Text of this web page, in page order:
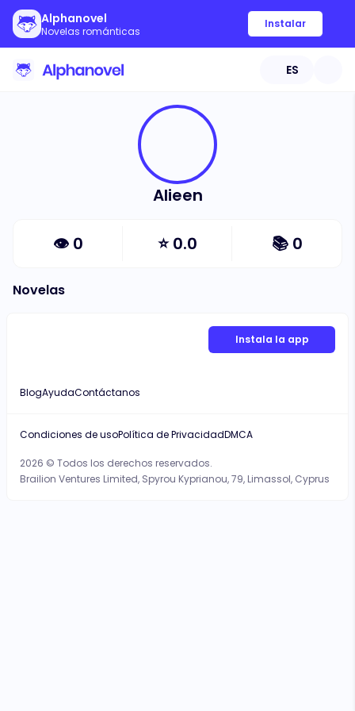
Alphanovel
Novelas románticas
Instalar
ES
Alieen
👁 0 ⭐0.0 📚 0
Novelas
Instala la app
BlogAyudaContáctanos
2026 © Todos los derechos reservados.
Brailion Ventures Limited, Spyrou Kyprianou, 79, Limassol, Cyprus
Condiciones de usoPolítica de PrivacidadDMCA